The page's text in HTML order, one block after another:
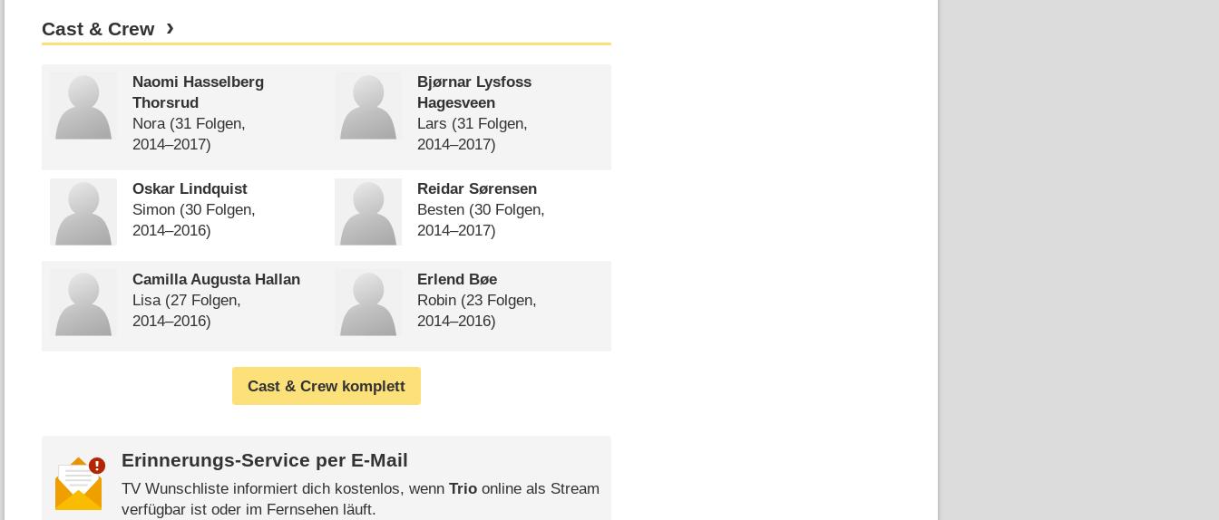
Cast & Crew
Naomi Hasselberg
Thorsrud
Nora(31 Folgen,
2014⁠–⁠2017)
Bjørnar Lysfoss
Hagesveen
Lars (31 Folgen,
2014⁠–⁠2017)
Oskar Lindquist
Simon(30 Folgen,
2014⁠–⁠2016)
Reidar Sørensen
Besten(30 Folgen,
2014⁠–⁠2017)
Camilla Augusta Hallan
Lisa(27 Folgen,
2014⁠–⁠2016)
Erlend Bøe
Robin(23 Folgen,
2014⁠–⁠2016)
Cast & Crew komplett
Erinnerungs-Service per E-Mail
TV Wunschliste informiert dich kostenlos, wenn Trioonline als Stream
verfügbar ist oder im Fernsehen läuft.